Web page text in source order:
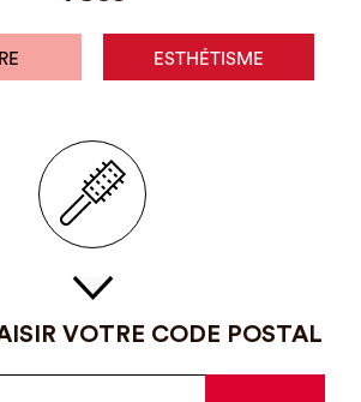
ESTHÉTISME
VOTRE CODE POSTAL